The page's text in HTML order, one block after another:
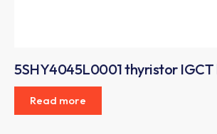
5SHY4045L0001 thyristor
Read more